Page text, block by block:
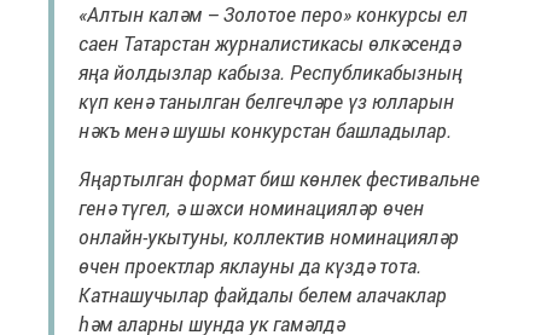
«Алтын каләм – Золотое перо» конкурсы ел
саен Татарстан журналистикасы өлкәсендә
яңа йолдызлар кабыза. Республикабызның
күп кенә танылган белгечләре үз юлларын
нәкъ менә шушы конкурстан башладылар.
Яңартылган формат биш көнлек фестивальне
генә түгел, ә шәхси номинацияләр өчен
онлайн-укытуны, коллектив номинацияләр
өчен проектлар яклауны да күздә тота.
Катнашучылар файдалы белем алачаклар
һәм аларны шунда ук гамәлдә